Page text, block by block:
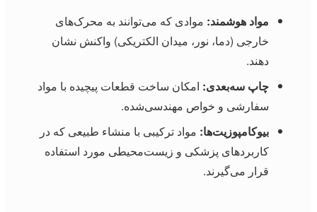
مواد هوشمند: موادی که می‌توانند به محرک‌های
خارجی (دما، نور، میدان الکتریکی) واکنش نشان
دهند.
چاپ سه‌بعدی: امکان ساخت قطعات پیچیده با مواد
سفارشی و خواص مهندسی‌شده.
بیوکامپوزیت‌ها: مواد ترکیبی با منشاء طبیعی که در
کاربردهای پزشکی و زیست‌محیطی مورد استفاده
قرار می‌گیرند.